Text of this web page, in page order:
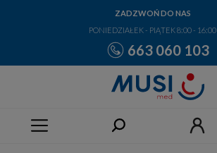
ZADZWOŃ DO NAS
PONIEDZIAŁEK - PIĄTEK 8:00 - 16:00
663 060 103